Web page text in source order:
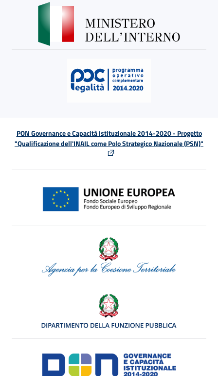
PON Governance e Capacità Istituzionale 2014-2020 - Progetto
"Qualificazione dell'INAIL come Polo Strategico Nazionale (PSN)"